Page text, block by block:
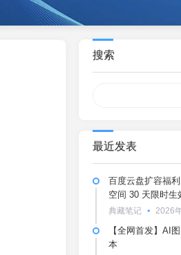
搜索
最近发表
百度云盘扩容福
空间 30 天限时生
典藏笔记 2026
【全网首发】AI
本